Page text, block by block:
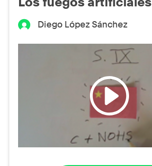
Diego López Sánchez